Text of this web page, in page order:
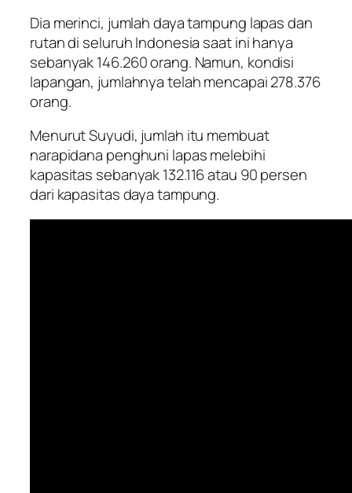
Dia merinci, jumlah daya tampung lapas dan
rutan di seluruh Indonesia saat ini hanya
sebanyak 146.260 orang. Namun, kondisi
lapangan, jumlahnya telah mencapai 278.376
orang.
Menurut Suyudi, jumlah itu membuat
narapidana penghuni lapas melebihi
kapasitas sebanyak 132.116 atau 90 persen
dari kapasitas daya tampung.